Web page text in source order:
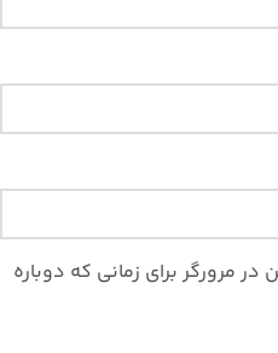
مرورگر برای زمانی که دوباره